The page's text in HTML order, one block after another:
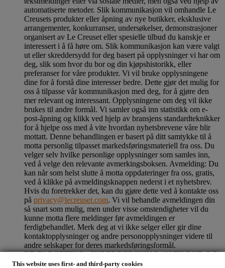
This website uses first- and third-party cookies
automatiserte metoder. Slik kommunikasjon vil omhandle Le
Creusets produkter eller åpning av nye butikker, eksklusive
arrangementer, konkurranser, undersøkelser, demonstrasjoner
organisert av Le Creuset eller spesielle tilbud du kanskje er
interessert i å få høre om. Slik kommunikasjon kan være valgt
ut eller skreddersydd for deg basert på opplysninger vi har om
deg, slik som hvor du bor og din kjøpshistorikk, eller
preferanser for våre produkter. Vi vil bruke opplysningene
dine for å forstå dine interesser bedre. Dette gjør det mulig for
oss å tilpasse vår kommunikasjon med deg, for å gjøre den
mer relevant og interessant. Opplysningene om deg vil ikke
brukes til andre formål. Vi samler også inn statistikk om e-
post-åpning og klikk ved hjelp av bransjens standardteknikker
for å hjelpe oss med å vite hvordan nyhetsbrevene våre blir
mottatt. Denne behandlingen er basert på ditt samtykke til å
motta personlig tilpasset markedsføringsmateriell fra oss. Du
velger selv hvilke personlige opplysninger som samles inn,
ved å velge den relevante avmerkingsboksen. Avmelding: Du
kan når som helst slutte å motta oppdateringer fra oss, gratis,
ved å klikke på avmeldingsknappen nederst i et nyhetsbrev.
Hvis du foretrekker det, kan du gjøre dette ved å kontakte oss
på privacy@lecreuset.com. Vi vil behandle avmeldingen din
så snart som mulig, men under visse omstendigheter vil du
kunne motta flere meldinger før avmeldingen er
ferdigbehandlet. Merk deg at vi ikke selger eller gir dine
kontaktopplysninger og andre personopplysninger videre til
andre selskaper for deres markedsføringsformål.
RE-TARGETING / SKREDDERSYING AV TILBUD OG
FORBEDRING AV KUNDEOPPLEVELSEN